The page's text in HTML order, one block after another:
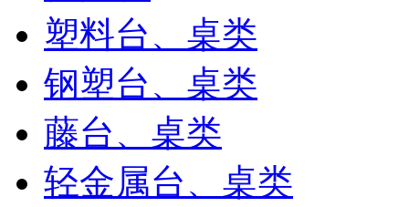
塑料台、桌类
钢塑台、桌类
藤台、桌类
轻金属台、桌类